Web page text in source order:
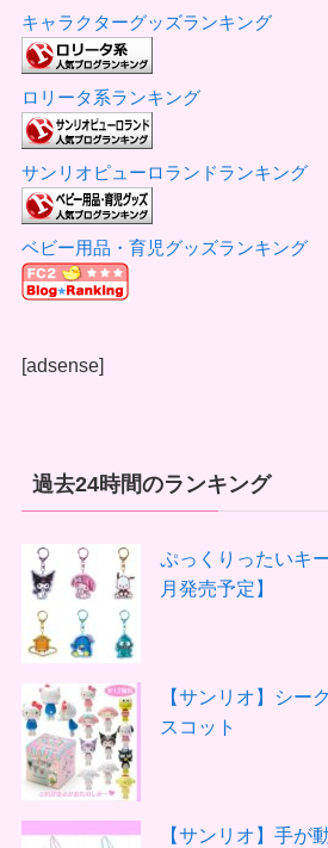
キャラクターグッズランキング
ロリータ系ランキング
サンリオピューロランドランキング
ベビー用品・育児グッズランキング
[adsense]
過去24時間のランキング
ぷっくりったいキ
月発売予定】
【サンリオ】シー
スコット
【サンリオ】手が